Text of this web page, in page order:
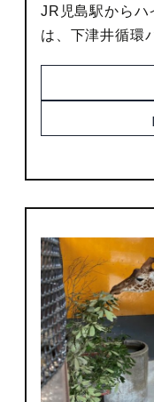
JR児島駅からハ
は、下津井循環